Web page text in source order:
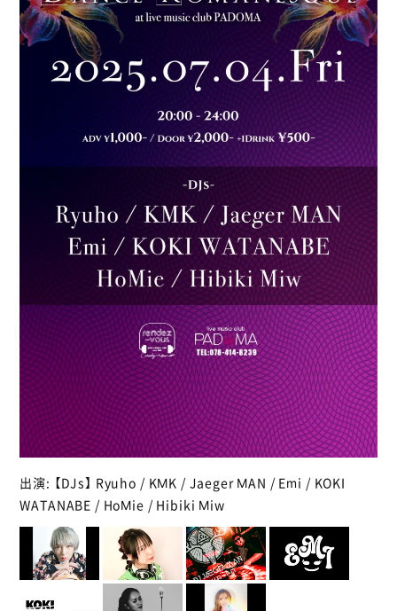
出演: 【DJs】 Ryuho / KMK / Jaeger MAN / Emi / KOKI
WATANABE / HoMie / Hibiki Miw